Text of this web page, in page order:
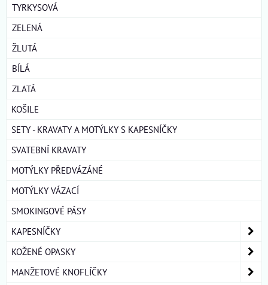
TYRKYSOVÁ
ZELENÁ
ŽLUTÁ
BÍLÁ
ZLATÁ
KOŠILE
SETY - KRAVATY A MOTÝLKY S KAPESNÍČKY
SVATEBNÍ KRAVATY
MOTÝLKY PŘEDVÁZÁNÉ
MOTÝLKY VÁZACÍ
SMOKINGOVÉ PÁSY
KAPESNÍČKY
KOŽENÉ OPASKY
MANŽETOVÉ KNOFLÍČKY